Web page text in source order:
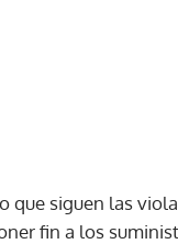
que siguen las
fin a los